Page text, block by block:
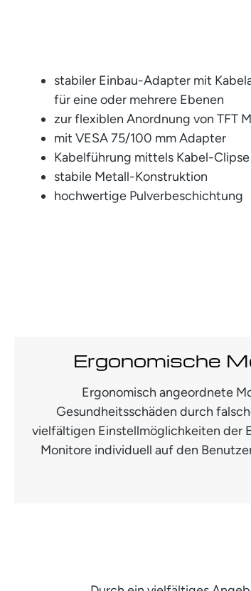
stabiler Einbau-Adapter mit
für eine oder mehrere Ebenen
zur flexiblen Anordnung von TFT
mit VESA 75/100 mm Adapter
Kabelführung mittels Kabel-Clipse
stabile Metall-Konstruktion
hochwertige Pulverbeschichtung
Ergonomische
Ergonomisch angeordnete
Gesundheitsschäden durch
vielfältigen Einstellmöglichkeiten der
Monitore individuell auf den